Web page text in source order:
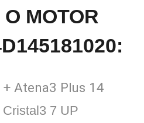
O MOTOR
:
Atena3 Plus 14
7 UP